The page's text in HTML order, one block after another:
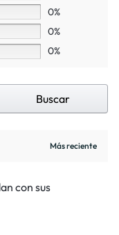
0%
0%
0%
Buscar
con sus